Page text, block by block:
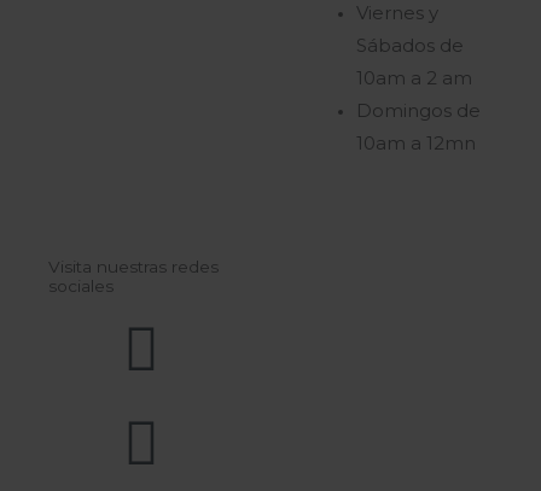
Viernes y
Sábados de
10am a 2 am
Domingos de
10am a 12mn
Visita nuestras redes
sociales